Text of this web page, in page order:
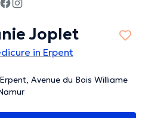
Joplet
in Erpent
Avenue du Bois Williame